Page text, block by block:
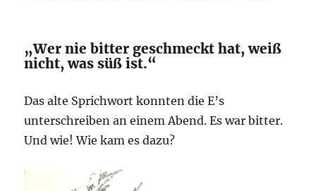
„Wer nie bitter geschmeckt hat, weiß
nicht, was süß ist.“
Das alte Sprichwort konnten die E’s
unterschreiben an einem Abend. Es war bitter.
Und wie! Wie kam es dazu?